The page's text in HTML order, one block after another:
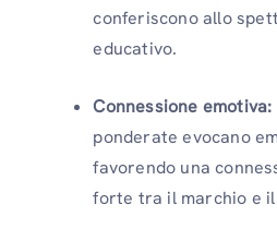
conferiscono allo
educativo.
Connessione emotiva:
ponderate evocano
favorendo una
forte tra il marchio e il